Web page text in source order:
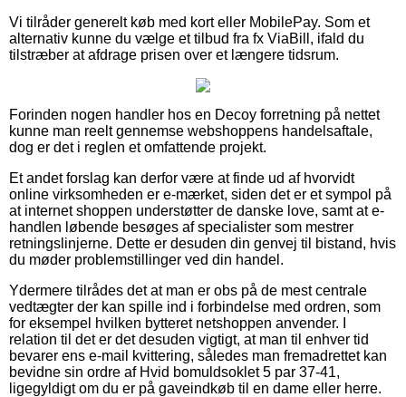
Vi tilråder generelt køb med kort eller MobilePay. Som et
alternativ kunne du vælge et tilbud fra fx ViaBill, ifald du
tilstræber at afdrage prisen over et længere tidsrum.
Forinden nogen handler hos en Decoy forretning på nettet
kunne man reelt gennemse webshoppens handelsaftale,
dog er det i reglen et omfattende projekt.
Et andet forslag kan derfor være at finde ud af hvorvidt
online virksomheden er e-mærket, siden det er et sympol på
at internet shoppen understøtter de danske love, samt at e-
handlen løbende besøges af specialister som mestrer
retningslinjerne. Dette er desuden din genvej til bistand, hvis
du møder problemstillinger ved din handel.
Ydermere tilrådes det at man er obs på de mest centrale
vedtægter der kan spille ind i forbindelse med ordren, som
for eksempel hvilken bytteret netshoppen anvender. I
relation til det er det desuden vigtigt, at man til enhver tid
bevarer ens e-mail kvittering, således man fremadrettet kan
bevidne sin ordre af Hvid bomuldsoklet 5 par 37-41,
ligegyldigt om du er på gaveindkøb til en dame eller herre.